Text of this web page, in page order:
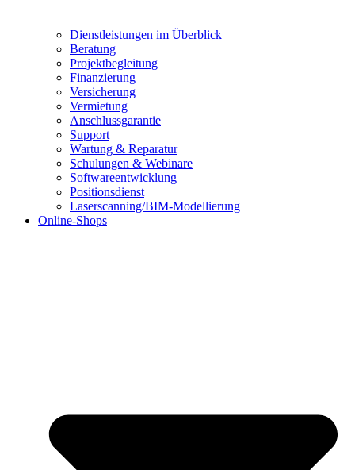
Dienstleistungen im Überblick
Beratung
Projektbegleitung
Finanzierung
Versicherung
Vermietung
Anschlussgarantie
Support
Wartung & Reparatur
Schulungen & Webinare
Softwareentwicklung
Positionsdienst
Laserscanning/BIM-Modellierung
Online-Shops